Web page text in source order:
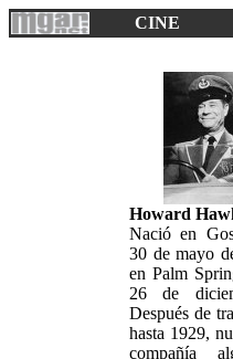
CINE
Howard
Nació en
30 de mayo
en Palm
26 de
Después de
hasta 1929,
compañía